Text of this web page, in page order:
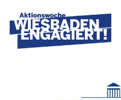
to
content